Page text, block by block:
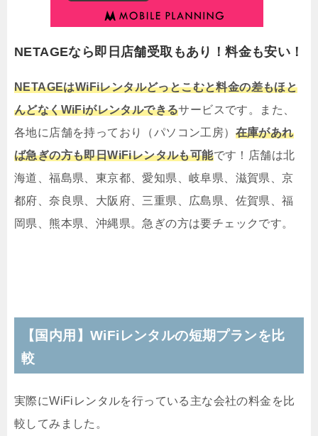
NETAGEなら即日店舗受取もあり！料金も安い！
NETAGEはWiFiレンタルどっとこむと料金の差もほと
んどなくWiFiがレンタルできるサービスです。また、
各地に店舗を持っており（パソコン工房） 在庫があれ
ば急ぎの方も即日WiFiレンタルも可能です！店舗は北
海道、福島県、東京都、愛知県、岐阜県、滋賀県、京
都府、奈良県、大阪府、三重県、広島県、佐賀県、福
岡県、熊本県、沖縄県。急ぎの方は要チェックです。
【国内用】WiFiレンタルの短期プランを比
較
実際にWiFiレンタルを行っている主な会社の料金を比
較してみました。